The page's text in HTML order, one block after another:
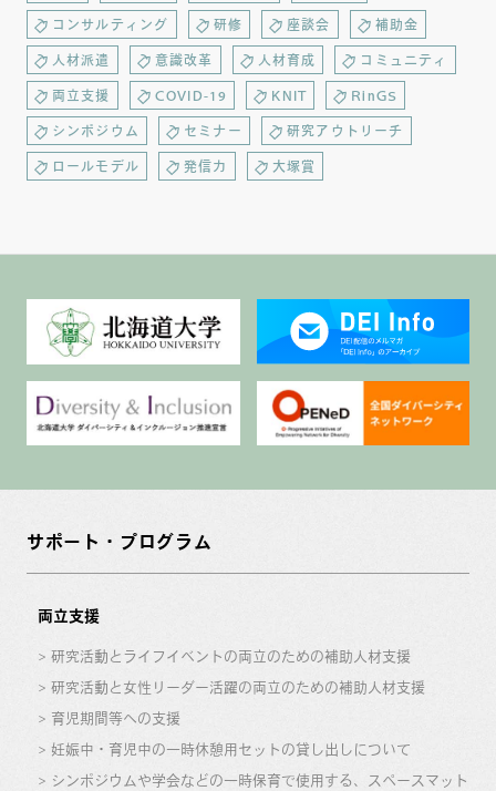
コンサルティング 研修 座談会 補助金
人材派遣 意識改革 人材育成 コミュニティ
両立支援 COVID-19 KNIT RinGS
シンポジウム セミナー 研究アウトリーチ
ロールモデル 発信力 大塚賞
サポート・プログラム
両立支援
研究活動とライフイベントの両立のための補助人材支援
研究活動と女性リーダー活躍の両立のための補助人材支援
育児期間等への支援
妊娠中・育児中の一時休憩用セットの貸し出しについて
シンポジウムや学会などの一時保育で使用する、スペースマット